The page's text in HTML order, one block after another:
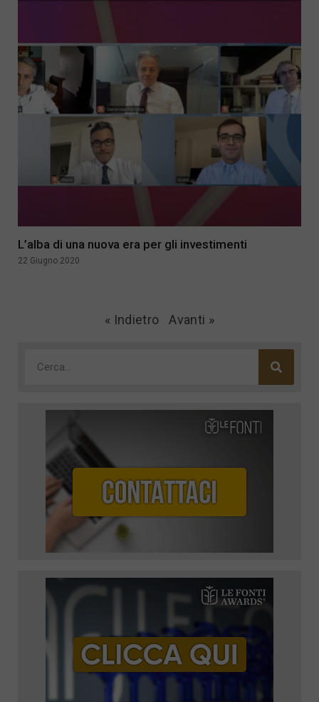
L’alba di una nuova era per gli investimenti
22 Giugno 2020
« Indietro Avanti »